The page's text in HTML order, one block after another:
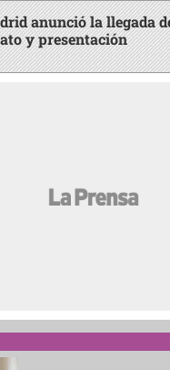
anunció la llegada
y presentación